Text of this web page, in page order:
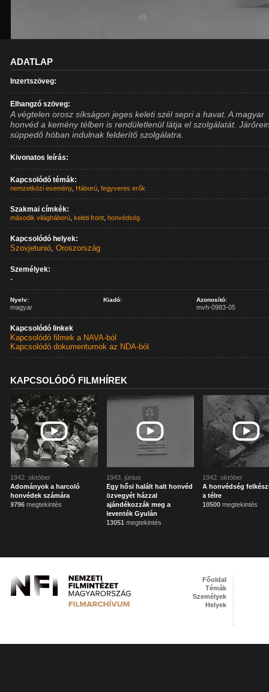
ADATLAP
Inzertszöveg:
Elhangzó szöveg:
A végtelen orosz síkságon jeges keleti szél sepri a havat. A magyar
honvéd a kemény télben is rendületlenül látja el szolgálatát.
süppedő hóban indulnak felderítő szolgálatra.
Kivonatos leírás:
Kapcsolódó témák:
nemzetközi esemény, Háború ,fegyveres erők
Szakmai címkék:
második világháború ,keleti front ,honvédség
Kapcsolódó helyek:
Szovjetunió,Oroszország
Személyek:
-
Nyelv:
magyar
Kiadó: Azonosító:
mvh-0983-05
Kapcsolódó linkek
Kapcsolódó filmek a NAVA-ból
Kapcsolódó dokumentumok az NDA-ból
KAPCSOLÓDÓ FILMHÍREK
1942. október
Adományok a harcoló
honvédek számára
9796 megtekintés
1943. június
Egy hősi halált halt honvéd
özvegyét házzal
ajándékozzák meg a
leventék Gyulán
13051 megtekintés
1942. október
A honvédség
a télre
10500 megtekintés
Főoldal
Témák
Személyek
Helyek